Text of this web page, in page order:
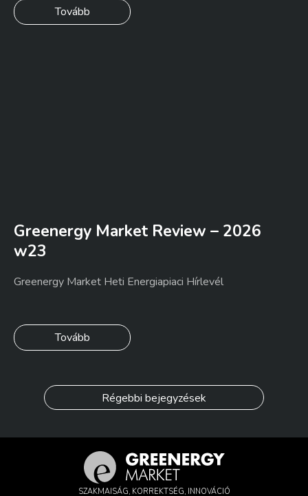
Tovább
Greenergy Market Review – 2026
w23
Greenergy Market Heti Energiapiaci Hírlevél
Tovább
Régebbi bejegyzések
SZAKMAISÁG, KORREKTSÉG, INNOVÁCIÓ